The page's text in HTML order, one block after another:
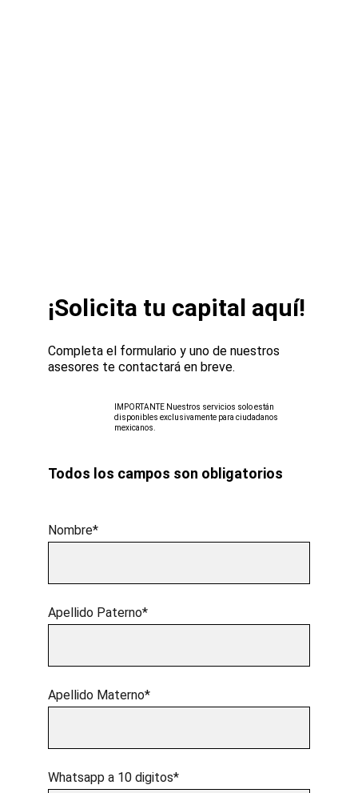
Nombre*
Apellido Paterno*
Apellido Materno*
Whatsapp a 10 digitos*
¡Solicita tu capital aquí!
Completa el formulario y uno de nuestros
asesores te contactará en breve.
IMPORTANTE Nuestros servicios solo están
disponibles exclusivamente para ciudadanos
mexicanos.
Todos los campos son obligatorios